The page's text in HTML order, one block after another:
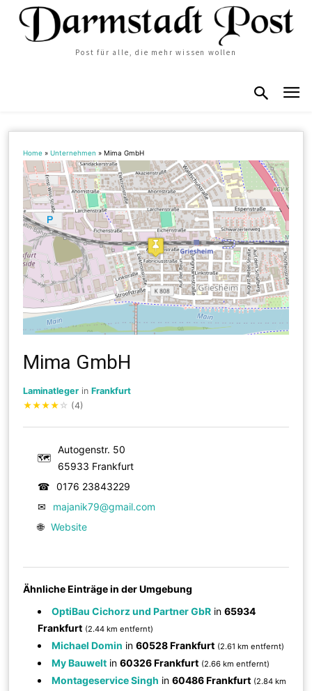
Post für alle, die mehr wissen wollen
Home »Unternehmen »Mima GmbH
Mima GmbH
Laminatleger inFrankfurt
★★★★ ☆ (4)
🗺
Autogenstr. 50
65933 Frankfurt
☎
0176 23843229
✉
majanik79@gmail.com
🌐 Website
Ähnliche Einträge in der Umgebung
OptiBau Cichorz und Partner GbR in65934
Frankfurt (2.44 km entfernt)
Michael Domin in60528 Frankfurt (2.61 km entfernt)
My Bauwelt in60326 Frankfurt (2.66 km entfernt)
Montageservice Singh in60486 Frankfurt (2.84 km